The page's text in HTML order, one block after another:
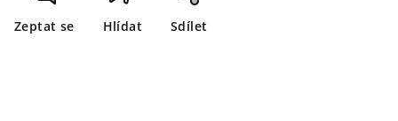
Zeptat se Hlídat Sdílet